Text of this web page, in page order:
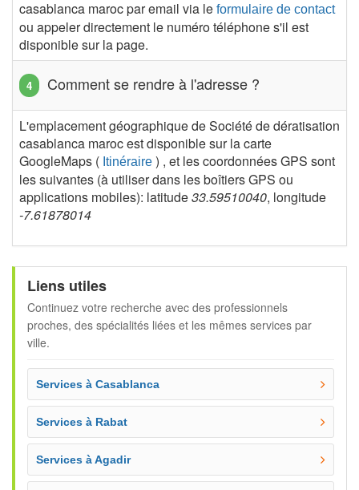
casablanca maroc par email via le formulaire de contact
ou appeler directement le numéro téléphone s'il est
disponible sur la page.
Comment se rendre à l'adresse ?
L'emplacement géographique de Société de dératisation
casablanca maroc est disponible sur la carte
GoogleMaps ( Itinéraire ) , et les coordonnées GPS sont
les suivantes (à utiliser dans les boîtiers GPS ou
applications mobiles): latitude33.59510040, longitude
-7.61878014
Liens utiles
Continuez votre recherche avec des professionnels
proches, des spécialités liées et les mêmes services par
ville.
Services à Casablanca
Services à Rabat
Services à Agadir